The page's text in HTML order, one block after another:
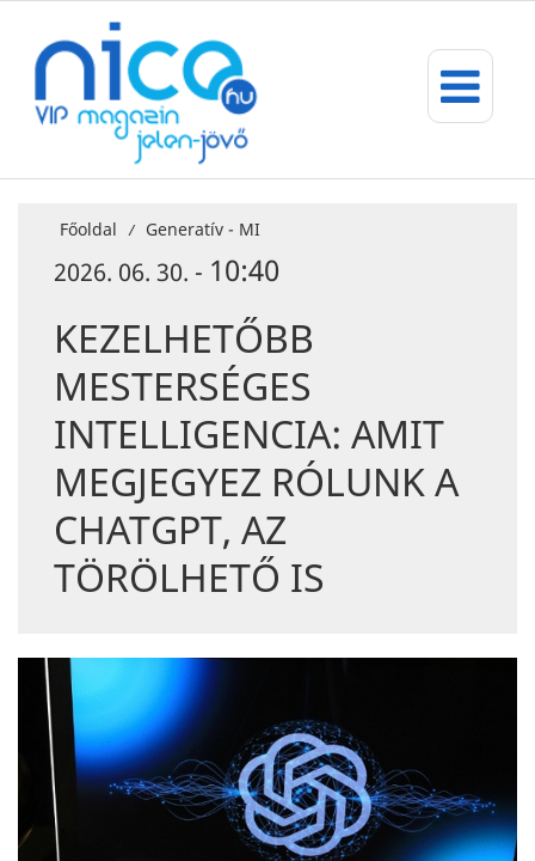
Főoldal / Generatív - MI
2026. 06. 30. - 10:40
KEZELHETŐBB
MESTERSÉGES
INTELLIGENCIA: AMIT
MEGJEGYEZ RÓLUNK A
CHATGPT, AZ
TÖRÖLHETŐ IS